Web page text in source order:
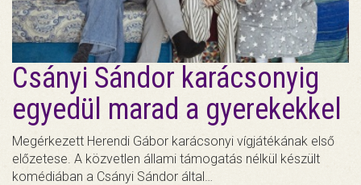
Csányi Sándor karácsonyig
egyedül marad a gyerekekkel
Megérkezett Herendi Gábor karácsonyi vígjátékának első
előzetese. A közvetlen állami támogatás nélkül készült
komédiában a Csányi Sándor által…